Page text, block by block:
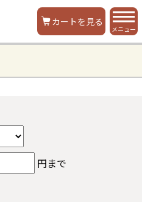
カートを見る
メニュー
円まで